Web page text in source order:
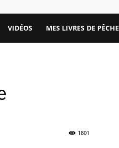
VIDÉOS MES LIVRES DE PÊCHE
1801